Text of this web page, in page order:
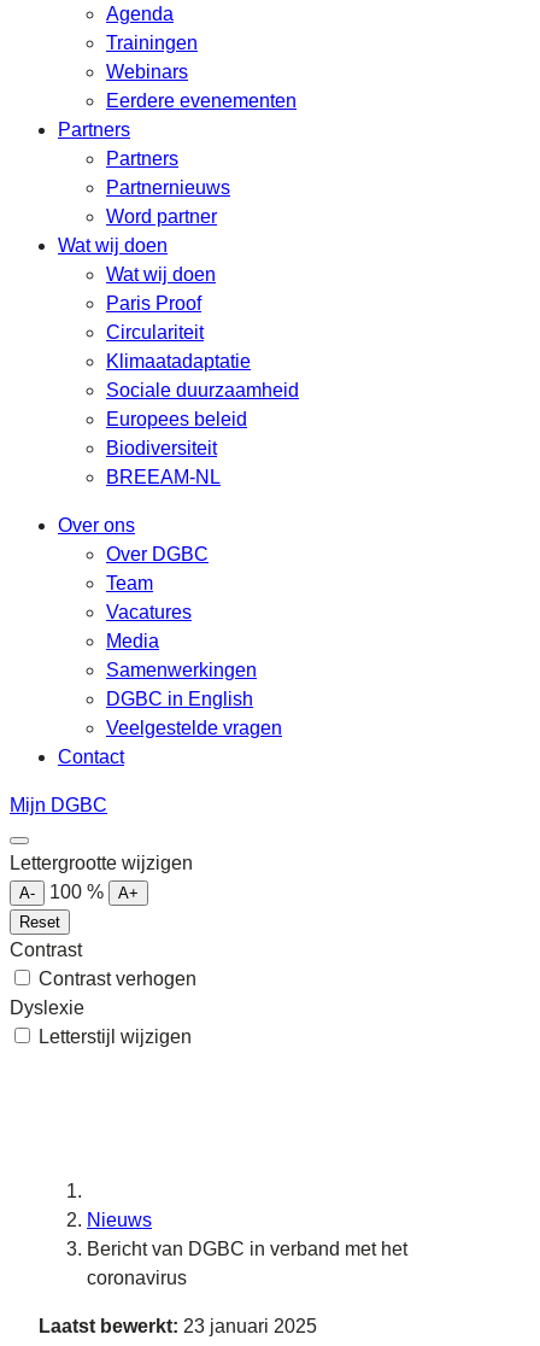
Agenda
Trainingen
Webinars
Eerdere evenementen
Partners
Partners
Partnernieuws
Word partner
Wat wij doen
Wat wij doen
Paris Proof
Circulariteit
Klimaatadaptatie
Sociale duurzaamheid
Europees beleid
Biodiversiteit
BREEAM-NL
Over ons
Over DGBC
Team
Vacatures
Media
Samenwerkingen
DGBC in English
Veelgestelde vragen
Contact
Mijn DGBC
Lettergrootte wijzigen
A- 100 %
A+
Reset
Contrast
Contrast verhogen
Dyslexie
Letterstijl wijzigen
Nieuws
Bericht van DGBC in verband met het
coronavirus
Laatst bewerkt: 23 januari 2025